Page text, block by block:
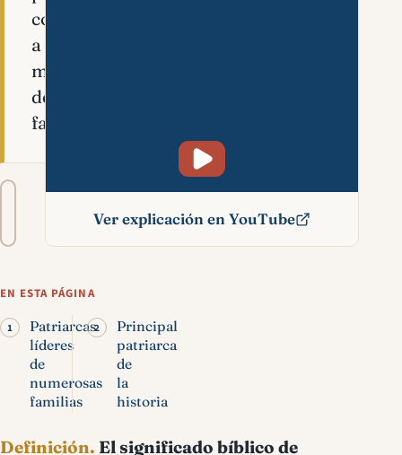
consolidado
a
modo
de
familia.
Tamaño
A− A+
Ver explicación en YouTube
EN ESTA PÁGINA
Patriarcas
líderes
de
numerosas
familias
Principal
patriarca
de
la
historia
Definición. Elsignificado bíblico de